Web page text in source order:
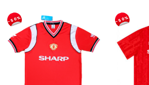
-50% -50%